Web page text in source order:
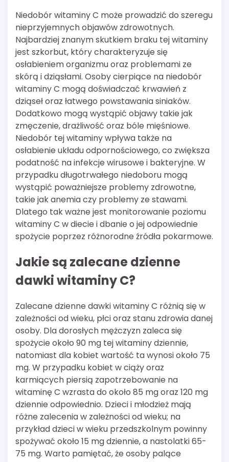
Niedobór witaminy C może prowadzić do szeregu
nieprzyjemnych objawów zdrowotnych.
Najbardziej znanym skutkiem braku tej witaminy
jest szkorbut, który charakteryzuje się
osłabieniem organizmu oraz problemami ze
skórą i dziąsłami. Osoby cierpiące na niedobór
witaminy C mogą doświadczać krwawień z
dziąseł oraz łatwego powstawania siniaków.
Dodatkowo mogą wystąpić objawy takie jak
zmęczenie, drażliwość oraz bóle mięśniowe.
Niedobór tej witaminy wpływa także na
osłabienie układu odpornościowego, co zwiększa
podatność na infekcje wirusowe i bakteryjne. W
przypadku długotrwałego niedoboru mogą
wystąpić poważniejsze problemy zdrowotne,
takie jak anemia czy problemy ze stawami.
Dlatego tak ważne jest monitorowanie poziomu
witaminy C w diecie i dbanie o jej odpowiednie
spożycie poprzez różnorodne źródła pokarmowe.
Jakie są zalecane dzienne
dawki witaminy C?
Zalecane dzienne dawki witaminy C różnią się w
zależności od wieku, płci oraz stanu zdrowia danej
osoby. Dla dorosłych mężczyzn zaleca się
spożycie około 90 mg tej witaminy dziennie,
natomiast dla kobiet wartość ta wynosi około 75
mg. W przypadku kobiet w ciąży oraz
karmiących piersią zapotrzebowanie na
witaminę C wzrasta do około 85 mg oraz 120 mg
dziennie odpowiednio. Dzieci i młodzież mają
różne zalecenia w zależności od wieku; na
przykład dzieci w wieku przedszkolnym powinny
spożywać około 15 mg dziennie, a nastolatki 65-
75 mg. Warto pamiętać, że osoby palące